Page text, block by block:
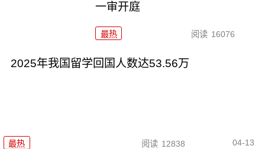
一审开庭
最热 阅读 16076
2025年我国留学回国人数达53.56万
最热 阅读 12838 04-13